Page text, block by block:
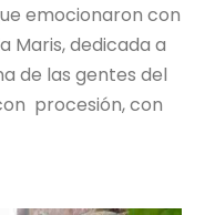
emocionaron con
Maris, dedicada a
de las gentes del
procesión, con